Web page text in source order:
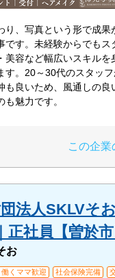
り、写真という形で成果
です。未経験からでもス
美容など幅広いスキルを
す。20～30代のスタッ
も良いため、風通しの良
魅力です。
この企業
団法人SKLV
正社員【曽於
お
くママ歓迎 社会保険完備